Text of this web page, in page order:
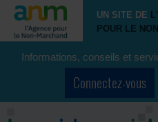
UN SITE DE
POUR LE
Informations, conseils et
Connectez-vous